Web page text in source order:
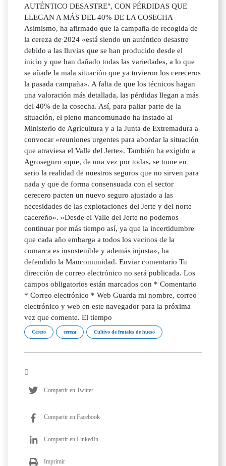
AUTÉNTICO DESASTRE", CON PÉRDIDAS QUE
LLEGAN A MÁS DEL 40% DE LA COSECHA
Asimismo, ha afirmado que la campaña de recogida de
la cereza de 2024 «está siendo un auténtico desastre
debido a las lluvias que se han producido desde el
inicio y que han dañado todas las variedades, a lo que
se añade la mala situación que ya tuvieron los cereceros
la pasada campaña». A falta de que los técnicos hagan
una valoración más detallada, las pérdidas llegan a más
del 40% de la cosecha. Así, para paliar parte de la
situación, el pleno mancomunado ha instado al
Ministerio de Agricultura y a la Junta de Extremadura a
convocar «reuniones urgentes para abordar la situación
que atraviesa el Valle del Jerte». También ha exigido a
Agroseguro «que, de una vez por todas, se tome en
serio la realidad de nuestros seguros que no sirven para
nada y que de forma consensuada con el sector
cerecero pacten un nuevo seguro ajustado a las
necesidades de las explotaciones del Jerte y del norte
cacereño». «Desde el Valle del Jerte no podemos
continuar por más tiempo así, ya que la incertidumbre
que cada año embarga a todos los vecinos de la
comarca es insostenible y además injusta», ha
defendido la Mancomunidad. Enviar comentario Tu
dirección de correo electrónico no será publicada. Los
campos obligatorios están marcados con * Comentario
* Correo electrónico * Web Guarda mi nombre, correo
electrónico y web en este navegador para la próxima
vez que comente. El tiempo
Cerezo cereza Cultivo de frutales de hueso
Compartir en Twitter
Compartir en Facebook
Compartir en LinkedIn
Imprimir